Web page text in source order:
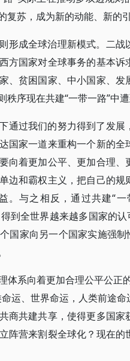
苏，成为新的动能、新的引
形成全球治理新模式。二
方国家对全球事务的基本
、贫困国家、中小国家、
序现在共建“一带一路”中遭
通过我们的努力得到了发
国家一道来重构一个新的
向着更加公平、更加合理
边和霸权主义，把自己的
。与之相反，通过共建“
到全世界越来越多国家的
国家向另一个国家实施强
体系向着更加合理公平公正
运、世界命运，人类前途
商共建共享，使得更多国
阵营来割裂全球化？现在